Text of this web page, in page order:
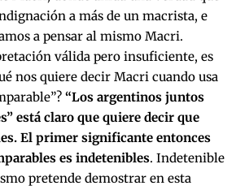
a más de un macrista, e
a pensar al mismo Macri.
válida pero insuficiente, es
nos quiere decir Macri cuando usa
“Los argentinos juntos
está claro que quiere decir que
El primer significante entonces
es indetenibles. Indetenible
pretende demostrar en esta